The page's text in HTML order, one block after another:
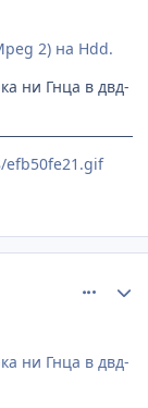
2) на Hdd.
ни Гнца в двд-
efb50fe21.gif
ни Гнца в двд-